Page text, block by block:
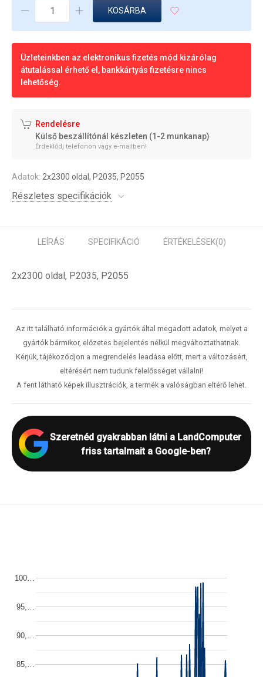
KOSÁRBA
Üzleteinkben az elektronikus fizetés mód kizárólag
átutalással érhető el, bankkártyás fizetésre nincs
lehetőség.
Rendelésre
Külső beszállítónál készleten (1-2 munkanap)
Érdeklődj telefonon vagy e-mailben!
Adatok: 2x2300 oldal, P2035, P2055
Részletes specifikációk
LEÍRÁS SPECIFIKÁCIÓ ÉRTÉKELÉSEK(0)
2x2300 oldal, P2035, P2055
Az itt található információk a gyártók által megadott adatok, melyet a
gyártók bármikor, előzetes bejelentés nélkül megváltoztathatnak.
Kérjük, tájékozódjon a megrendelés leadása előtt, mert a változásért,
eltérésért nem tudunk felelősséget vállalni!
A fent látható képek illusztrációk, a termék a valóságban eltérő lehet.
Szeretnéd gyakrabban látni a LandComputer
friss tartalmait a Google-ben?
85,…
90,…
95,…
100…